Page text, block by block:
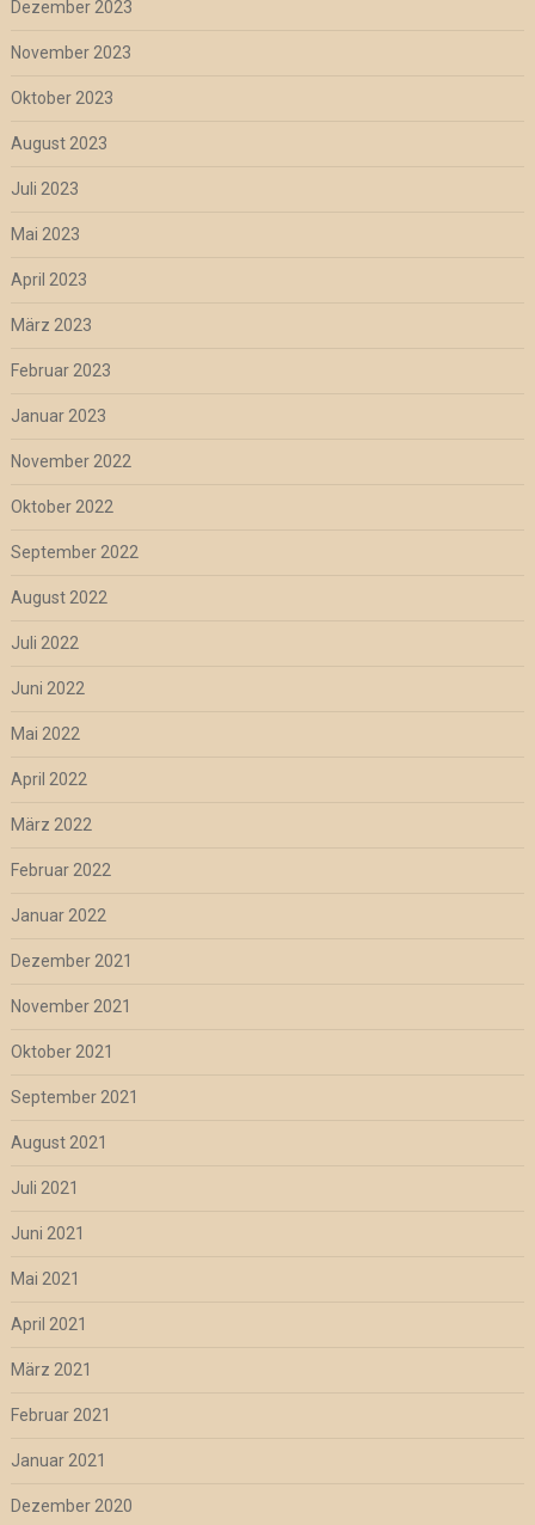
Dezember 2023
November 2023
Oktober 2023
August 2023
Juli 2023
Mai 2023
April 2023
März 2023
Februar 2023
Januar 2023
November 2022
Oktober 2022
September 2022
August 2022
Juli 2022
Juni 2022
Mai 2022
April 2022
März 2022
Februar 2022
Januar 2022
Dezember 2021
November 2021
Oktober 2021
September 2021
August 2021
Juli 2021
Juni 2021
Mai 2021
April 2021
März 2021
Februar 2021
Januar 2021
Dezember 2020